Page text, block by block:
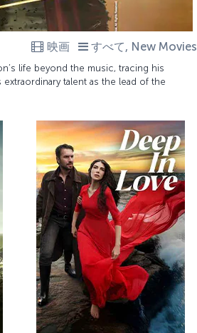
映画 すべて, New Movies
life beyond the music, tracing his
talent as the lead of the